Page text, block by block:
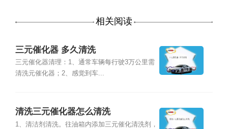
相关阅读
三元催化器 多久清洗
三元催化器清理：1、通常车辆每行驶3万公里需
清洗元催化器；2、感觉到车...
清洗三元催化器怎么清洗
1、清洁剂清洗。往油箱内添加三元催化清洗剂，